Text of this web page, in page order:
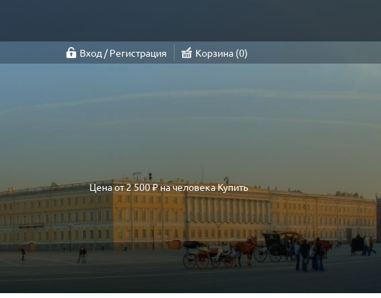
Вход / Регистрация Корзина 0
Цена от2 500 ₽на человекаКупить